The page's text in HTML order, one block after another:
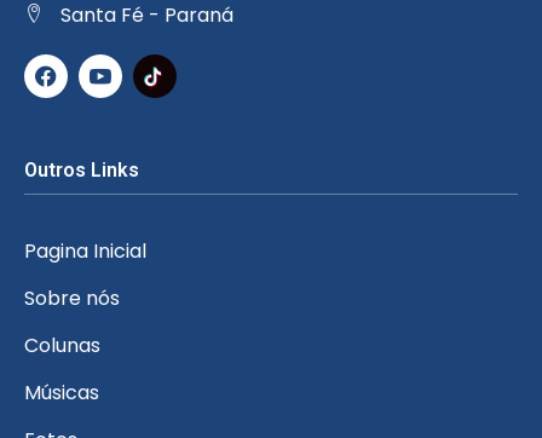
Santa Fé - Paraná
Outros Links
Pagina Inicial
Sobre nós
Colunas
Músicas